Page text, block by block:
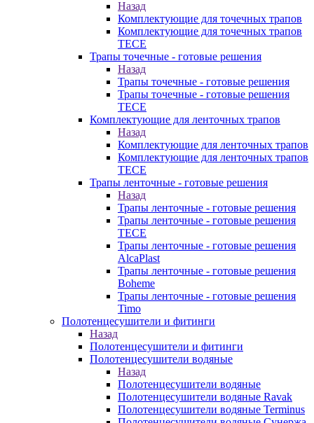
Назад
Комплектующие для точечных трапов
Комплектующие для точечных трапов
TECE
Трапы точечные - готовые решения
Назад
Трапы точечные - готовые решения
Трапы точечные - готовые решения
TECE
Комплектующие для ленточных трапов
Назад
Комплектующие для ленточных трапов
Комплектующие для ленточных трапов
TECE
Трапы ленточные - готовые решения
Назад
Трапы ленточные - готовые решения
Трапы ленточные - готовые решения
TECE
Трапы ленточные - готовые решения
AlcaPlast
Трапы ленточные - готовые решения
Boheme
Трапы ленточные - готовые решения
Timo
Полотенцесушители и фитинги
Назад
Полотенцесушители и фитинги
Полотенцесушители водяные
Назад
Полотенцесушители водяные
Полотенцесушители водяные Ravak
Полотенцесушители водяные Terminus